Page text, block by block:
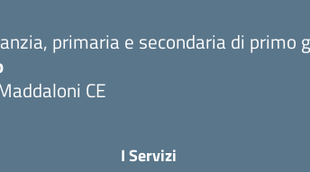
primaria e secondaria di primo
CE
I Servizi